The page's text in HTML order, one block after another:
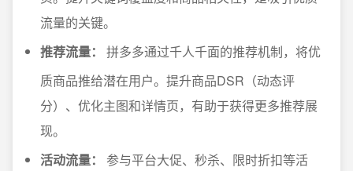
流量的关键。
推荐流量：
拼多多通过千人千面的推荐机制，将优
质商品推给潜在用户。提升商品DSR（动态评
分）、优化主图和详情页，有助于获得更多推荐展
现。
活动流量：
参与平台大促、秒杀、限时折扣等活